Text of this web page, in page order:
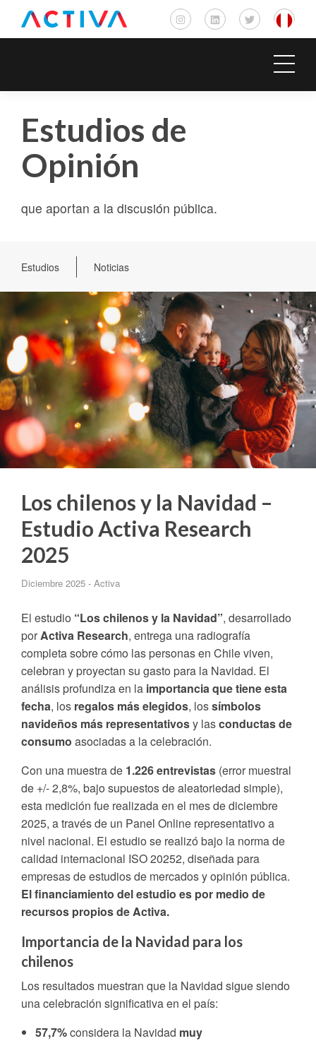
Estudios de
Opinión
que aportan a la discusión pública.
Estudios Noticias
Los chilenos y la Navidad –
Estudio Activa Research
2025
Diciembre 2025 - Activa
El estudio “Los chilenos y la Navidad”, desarrollado
porActiva Research, entrega una radiografía
completa sobre cómo las personas en Chile viven,
celebran y proyectan su gasto para la Navidad. El
análisis profundiza en la importancia que tiene esta
fecha, los regalos más elegidos, lossímbolos
navideños más representativosy lasconductas de
consumo asociadas a la celebración.
Con una muestra de 1.226 entrevistas (error muestral
de +/- 2,8%, bajo supuestos de aleatoriedad simple),
esta medición fue realizada en el mes de diciembre
2025, a través de un Panel Online representativo a
nivel nacional. El estudio se realizó bajo la norma de
calidad internacional ISO 20252, diseñada para
empresas de estudios de mercados y opinión pública.
El financiamiento del estudio es por medio de
recursos propios de Activa.
Importancia de la Navidad para los
chilenos
Los resultados muestran que la Navidad sigue siendo
una celebración significativa en el país:
57,7%considera la Navidad muy